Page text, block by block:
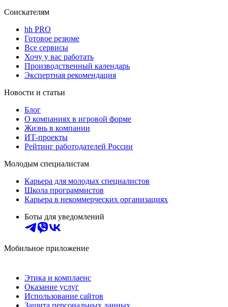
Соискателям
hh PRO
Готовое резюме
Все сервисы
Хочу у вас работать
Производственный календарь
Экспертная рекомендация
Новости и статьи
Блог
О компаниях в игровой форме
Жизнь в компании
ИТ-проекты
Рейтинг работодателей России
Молодым специалистам
Карьера для молодых специалистов
Школа программистов
Карьера в некоммерческих организациях
Боты для уведомлений
Мобильное приложение
Этика и комплаенс
Оказание услуг
Использование сайтов